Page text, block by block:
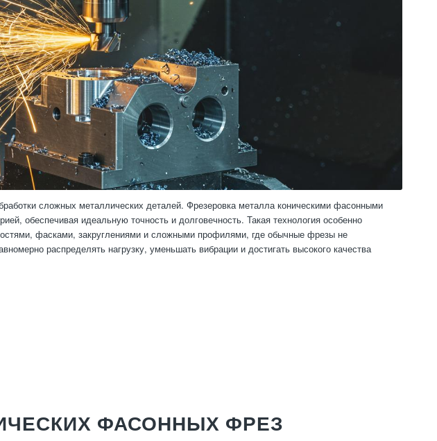
сложных металлических деталей. Фрезеровка металла коническими фасонными
обеспечивая идеальную точность и долговечность. Такая технология особенно
фасками, закруглениями и сложными профилями, где обычные фрезы не
распределять нагрузку, уменьшать вибрации и достигать высокого качества
ФАСОННЫХ ФРЕЗ